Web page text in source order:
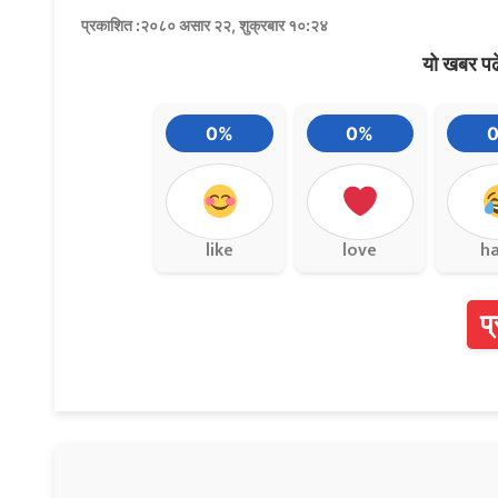
प्रकाशित :२०८० असार २२, शुक्रबार १०:२४
यो खबर
0%
like
0%
love